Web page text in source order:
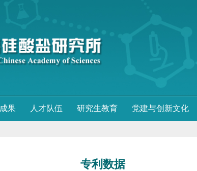
果 人才队伍 研究生教育 党建与创新文化
专利数据